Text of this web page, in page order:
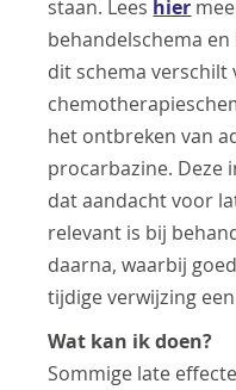
staan. Lees hier
behandelschema
dit schema
het ontbreken van
procarbazine. Deze
dat aandacht voor
relevant is bij
daarna, waarbij
tijdige verwijzing
Wat kan ik doen?
Sommige late